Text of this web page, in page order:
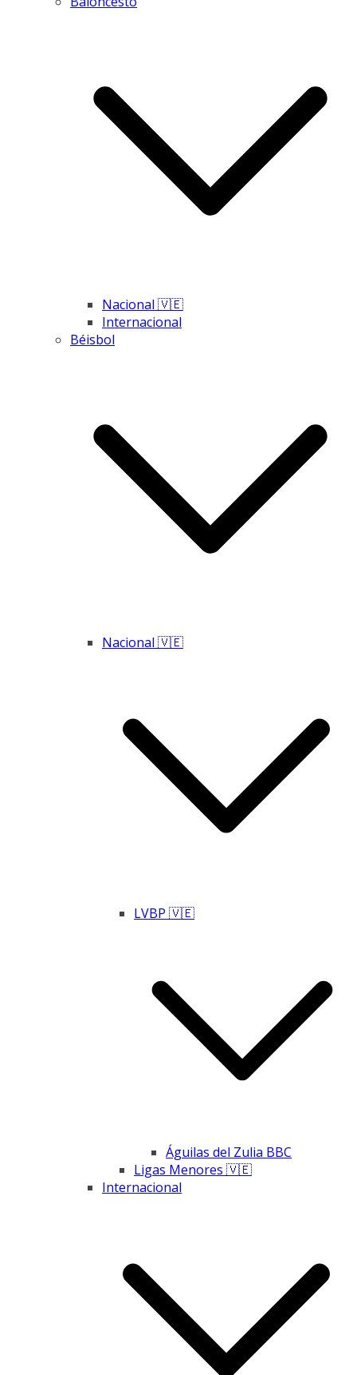
Nacional 🇻🇪
Internacional
Béisbol
Nacional 🇻🇪
LVBP 🇻🇪
Águilas del Zulia BBC
Ligas Menores 🇻🇪
Internacional